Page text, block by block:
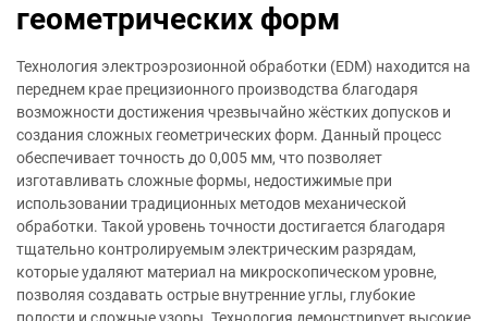
геометрических форм
Технология электроэрозионной обработки (EDM) находится на
переднем крае прецизионного производства благодаря
возможности достижения чрезвычайно жёстких допусков и
создания сложных геометрических форм. Данный процесс
обеспечивает точность до 0,005 мм, что позволяет
изготавливать сложные формы, недостижимые при
использовании традиционных методов механической
обработки. Такой уровень точности достигается благодаря
тщательно контролируемым электрическим разрядам,
которые удаляют материал на микроскопическом уровне,
позволяя создавать острые внутренние углы, глубокие